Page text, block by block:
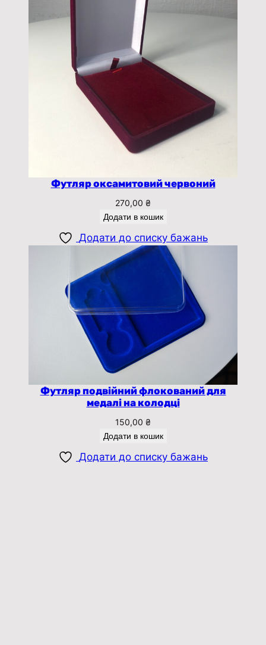
Футляр оксамитовий червоний
270,00 ₴
Додати в кошик
Додати до списку бажань
Футляр подвійний флокований для
медалі на колодці
150,00 ₴
Додати в кошик
Додати до списку бажань